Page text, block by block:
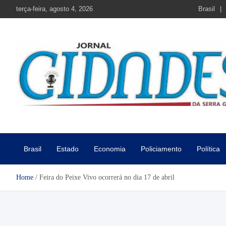
terça-feira, agosto 4, 2026 Brasil
Brasil Estado Economia Policiamento Política
Home Feira do Peixe Vivo ocorrerá no dia 17 de abril